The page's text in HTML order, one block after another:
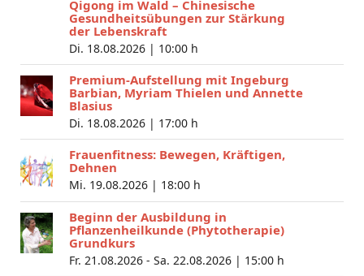
Qigong im Wald – Chinesische
Gesundheitsübungen zur Stärkung
der Lebenskraft
Di. 18.08.2026 | 10:00 h
Premium-Aufstellung mit Ingeburg
Barbian, Myriam Thielen und Annette
Blasius
Di. 18.08.2026 | 17:00 h
Frauenfitness: Bewegen, Kräftigen,
Dehnen
Mi. 19.08.2026 | 18:00 h
Beginn der Ausbildung in
Pflanzenheilkunde (Phytotherapie)
Grundkurs
Fr. 21.08.2026 - Sa. 22.08.2026 | 15:00 h